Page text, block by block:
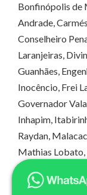
Bonfinópolis de
Andrade,
Conselheiro
Laranjeiras,
Guanhães,
Inocêncio, Frei
Governador
Inhapim,
Raydan,
Mathias
Raydan, Naque,
Paulistas,